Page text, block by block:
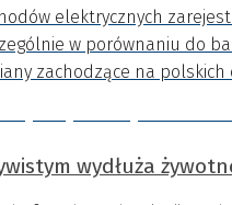
elektrycznych
w porównaniu do
zachodzące na
wydłuża